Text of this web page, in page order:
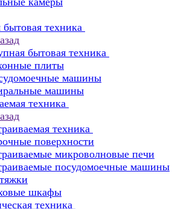
техника
бытовая техника
плиты
машины
машины
техника
техника
поверхности
микроволновые печи
посудомоечные машины
шкафы
техника